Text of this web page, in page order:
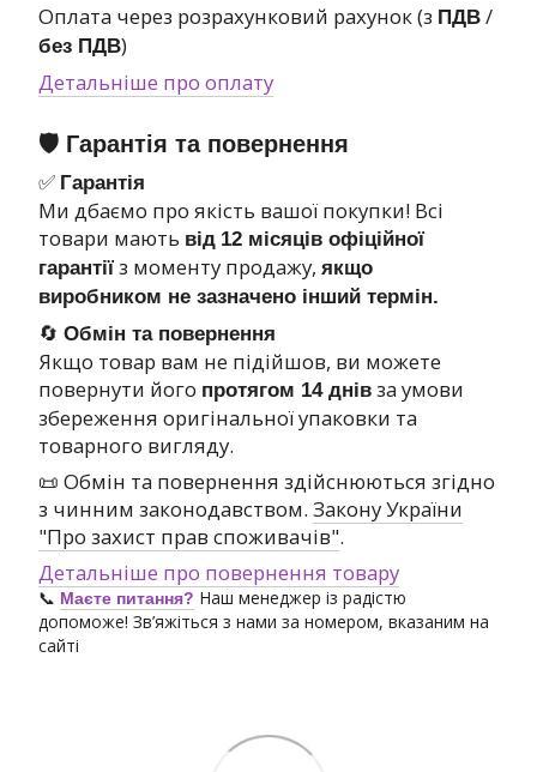
Оплата через розрахунковий рахунок (з ПДВ /
без ПДВ)
Детальніше про оплату
🛡 Гарантія та повернення
✅ Гарантія
Ми дбаємо про якість вашої покупки! Всі
товари мають від 12 місяців офіційної
гарантії з моменту продажу, якщо
виробником не зазначено інший термін.
🔄 Обмін та повернення
Якщо товар вам не підійшов, ви можете
повернути його протягом 14 днів за умови
збереження оригінальної упаковки та
товарного вигляду.
📜 Обмін та повернення здійснюються згідно
з чинним законодавством. Закону України
"Про захист прав споживачів".
Детальніше про повернення товару
📞 Маєте питання? Наш менеджер із радістю
допоможе! Зв’яжіться з нами за номером, вказаним на
сайті